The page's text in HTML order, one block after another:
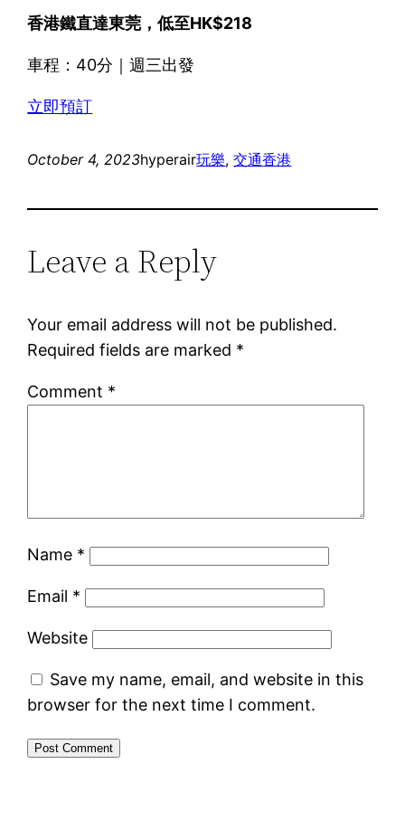
香港鐵直達東莞，低至HK$218
車程：40分｜週三出發
立即預訂
October 4, 2023hyperair玩樂, 交通香港
Leave a Reply
Your email address will not be published.
Required fields are marked *
Comment *
Name *
Email *
Website
Save my name, email, and website in this
browser for the next time I comment.